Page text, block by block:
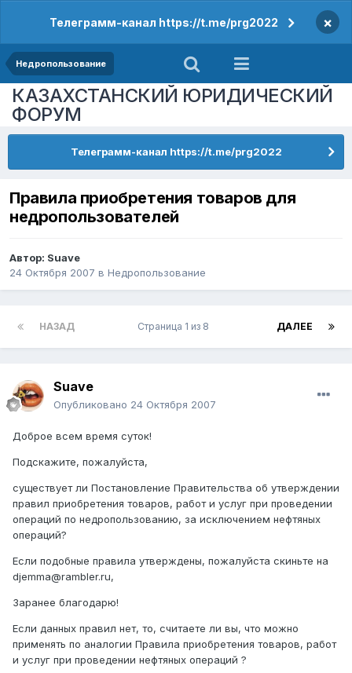
Телеграмм-канал https://t.me/prg2022 ×
Недропользование
КАЗАХСТАНСКИЙ ЮРИДИЧЕСКИЙ
ФОРУМ
Телеграмм-канал https://t.me/prg2022
Правила приобретения товаров для
недропользователей
Автор: Suave
24 Октября 2007 в Недропользование
НАЗАД ДАЛЕЕ
Страница 1 из 8
Suave
Опубликовано 24 Октября 2007
Доброе всем время суток!
Подскажите, пожалуйста,
существует ли Постановление Правительства об утверждении
правил приобретения товаров, работ и услуг при проведении
операций по недропользованию, за исключением нефтяных
операций?
Если подобные правила утверждены, пожалуйста скиньте на
djemma@rambler.ru,
Заранее благодарю!
Если данных правил нет, то, считаете ли вы, что можно
применять по аналогии Правила приобретения товаров, работ
и услуг при проведении нефтяных операций ?